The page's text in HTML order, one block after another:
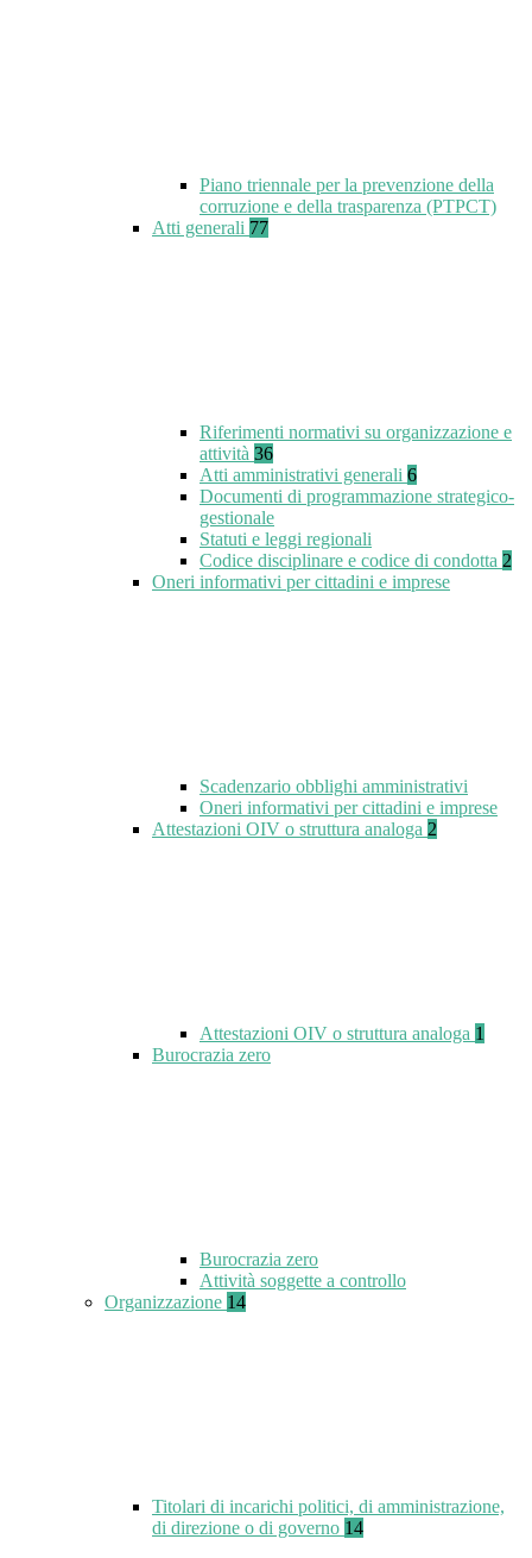
Piano triennale per la prevenzione della
corruzione e della trasparenza (PTPCT)
Atti generali 77
Riferimenti normativi su organizzazione e
attività 36
Atti amministrativi generali 6
Documenti di programmazione strategico-
gestionale
Statuti e leggi regionali
Codice disciplinare e codice di condotta 2
Oneri informativi per cittadini e imprese
Scadenzario obblighi amministrativi
Oneri informativi per cittadini e imprese
Attestazioni OIV o struttura analoga 2
Attestazioni OIV o struttura analoga 1
Burocrazia zero
Burocrazia zero
Attività soggette a controllo
Organizzazione 14
Titolari di incarichi politici, di amministrazione,
di direzione o di governo 14